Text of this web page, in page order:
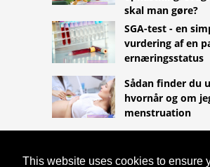
This website uses cookies to ensure
skal man gøre?
SGA-test - en
vurdering af en
ernæringsstatus
Sådan finder du
hvornår og om
menstruation